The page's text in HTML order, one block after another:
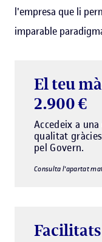
l'empresa que li
imparable
El teu
2.900 €
Accedeix a
qualitat
pel Govern.
Consulta l'apartat